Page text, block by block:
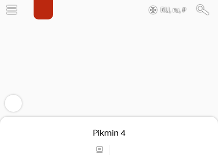
RU, ru, ₽
Pikmin 4